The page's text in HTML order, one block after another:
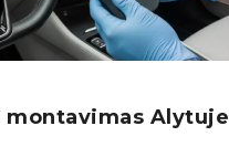
montavimas Alytuje